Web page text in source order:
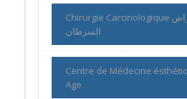
Chirurgie Carcinologique جراحة أمراض
السرطان
Centre de Médecine
Age